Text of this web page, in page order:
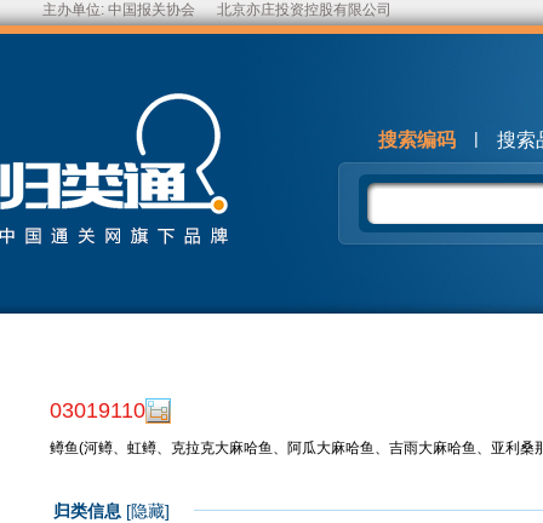
主办单位: 中国报关协会 北京亦庄投资控股有限公司
搜索编码 | 搜索
03019110
鳟鱼(河鳟、虹鳟、克拉克大麻哈鱼、阿瓜大麻哈鱼、吉雨大麻哈鱼、亚利桑
归类信息 [隐藏]